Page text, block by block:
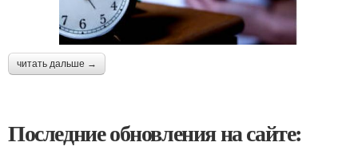
читать дальше →
Последние обновления на сайте: